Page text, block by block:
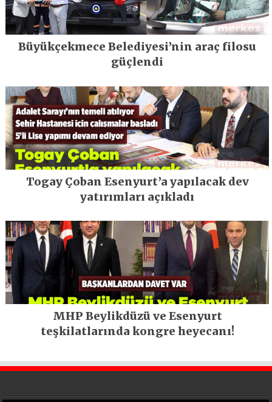
Büyükçekmece Belediyesi’nin araç filosu
güçlendi
Togay Çoban Esenyurt’a yapılacak dev
yatırımları açıkladı
MHP Beylikdüzü ve Esenyurt
teşkilatlarında kongre heyecanı!